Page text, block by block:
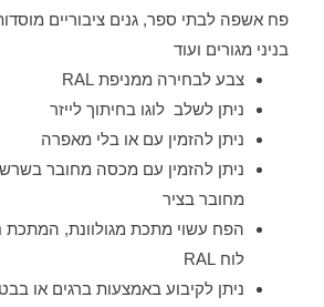
פח אשפה לבתי ספר, גנים ציבוריים
בניני מגורים ועוד
צבע לבחירה ממניפת RAL
ניתן לשלב לוגו בחיתוך לייזר
ניתן להזמין עם או בלי מאפרה
ניתן להזמין עם מכסה מחובר
מחובר בציר
הפח עשוי מתכת מגולוונת, המתכת
לוח RAL
ניתן לקיבוע באמצעות ברגים או